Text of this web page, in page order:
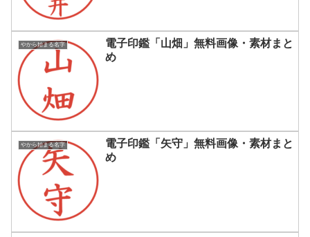
やから始まる名字
電子印鑑「山畑」無料画像・素材まと
め
やから始まる名字
電子印鑑「矢守」無料画像・素材まと
め